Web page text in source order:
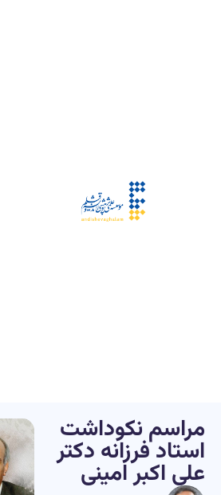
مراسم نکوداشت
استاد فرزانه دکتر
علی اکبر امینی